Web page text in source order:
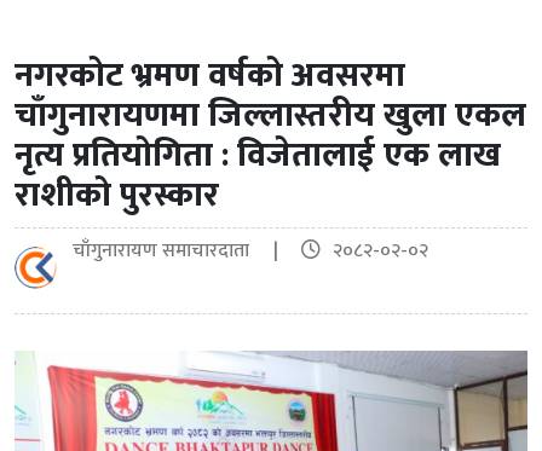
नगरकोट भ्रमण वर्षको अवसरमा
चाँगुनारायणमा जिल्लास्तरीय खुला एकल
नृत्य प्रतियोगिता : विजेतालाई एक लाख
राशीको पुरस्कार
चाँगुनारायण समाचारदाता | २०८२-०२-०२